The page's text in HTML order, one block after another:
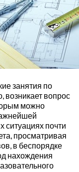
занятия по
возникает вопрос
можно
ситуациях почти
просматривая
в беспорядке
нахождения